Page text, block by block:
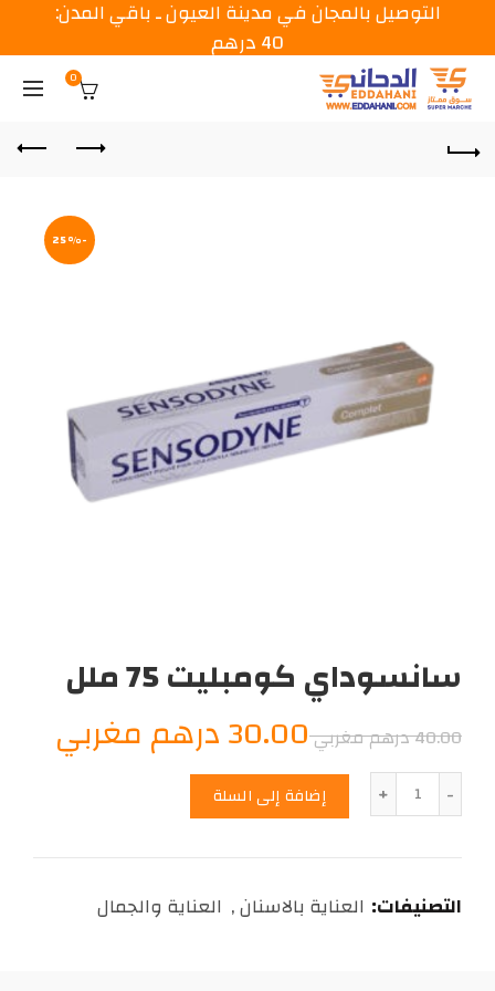
0
-25%
سانسوداي كومبليت 75 ملل
40.00درهم مغربيالسعر
الأصلي
هو:
درهم
30.00درهم مغربي
الكمية إضافة إلى السلة
التصنيفات: العناية بالاسنان, العناية والجمال
التوصيل بالمجان في مدينة العيون ـ باقي المدن:
40 درهم